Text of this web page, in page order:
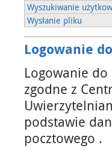
Wyszukiwanie
Wysłanie pliku
Logowanie
Logowanie
zgodne z
podstawie
pocztowego .